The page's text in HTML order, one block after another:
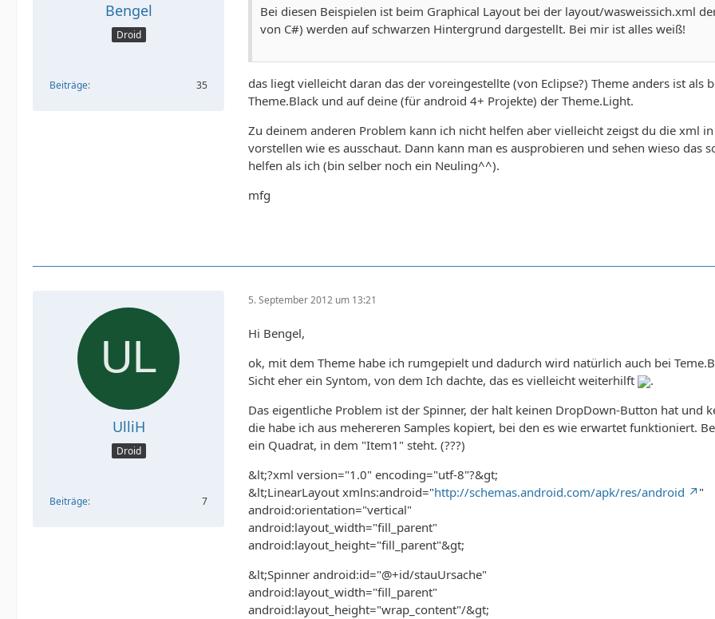
Bengel
Droid
Beiträge 35
Bei diesen Beispielen ist beim Graphical Layout bei der layout/wasweissich.xml
von C#) werden auf schwarzen Hintergrund dargestellt. Bei mir ist alles weiß!
das liegt vielleicht daran das der voreingestellte (von Eclipse?) Theme anders ist
Theme.Black und auf deine (für android 4+ Projekte) der Theme.Light.
Zu deinem anderen Problem kann ich nicht helfen aber vielleicht zeigst du die xml
vorstellen wie es ausschaut. Dann kann man es ausprobieren und sehen wieso das
helfen als ich (bin selber noch ein Neuling^^).
mfg
UlliH
Droid
Beiträge 7
5. September 2012 um 13:21
Hi Bengel,
ok, mit dem Theme habe ich rumgepielt und dadurch wird natürlich auch bei
Sicht eher ein Syntom, von dem Ich dachte, das es vielleicht weiterhilft
.
Das eigentliche Problem ist der Spinner, der halt keinen DropDown-Button hat und
die habe ich aus mehereren Samples kopiert, bei den es wie erwartet funktioniert.
ein Quadrat, in dem "Item1" steht. (???)
&lt;?xml version="1.0" encoding="utf-8"?&gt;
&lt;LinearLayout xmlns:android="http://schemas.android.com/apk/res/android
"
android:orientation="vertical"
android:layout_width="fill_parent"
android:layout_height="fill_parent"&gt;
&lt;Spinner android:id="@+id/stauUrsache"
android:layout_width="fill_parent"
android:layout_height="wrap_content"/&gt;